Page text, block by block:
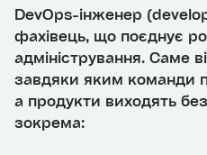
DevOps-інженер
фахівець, що поєднує
адміністрування. Саме
завдяки яким команди
а продукти виходять
зокрема: